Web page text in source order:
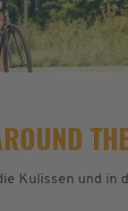
Kulissen und in